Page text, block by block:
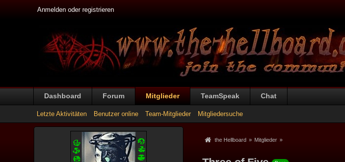
Anmelden oder registrieren
Dashboard Forum Mitglieder TeamSpeak Chat
Letzte Aktivitäten Benutzer online Team-Mitglieder Mitgliedersuche
the Hellboard » Mitglieder »